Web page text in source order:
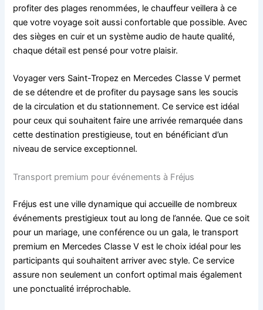
profiter des plages renommées, le chauffeur veillera à ce
que votre voyage soit aussi confortable que possible. Avec
des sièges en cuir et un système audio de haute qualité,
chaque détail est pensé pour votre plaisir.
Voyager vers Saint-Tropez en Mercedes Classe V permet
de se détendre et de profiter du paysage sans les soucis
de la circulation et du stationnement. Ce service est idéal
pour ceux qui souhaitent faire une arrivée remarquée dans
cette destination prestigieuse, tout en bénéficiant d’un
niveau de service exceptionnel.
Transport premium pour événements à Fréjus
Fréjus est une ville dynamique qui accueille de nombreux
événements prestigieux tout au long de l’année. Que ce soit
pour un mariage, une conférence ou un gala, le transport
premium en Mercedes Classe V est le choix idéal pour les
participants qui souhaitent arriver avec style. Ce service
assure non seulement un confort optimal mais également
une ponctualité irréprochable.